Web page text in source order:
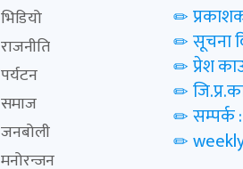
भिडियो
राजनीति
पर्यटन
समाज
जनबोली
मनोरन्जन
सूचना
प्रेश
सम्पर्क